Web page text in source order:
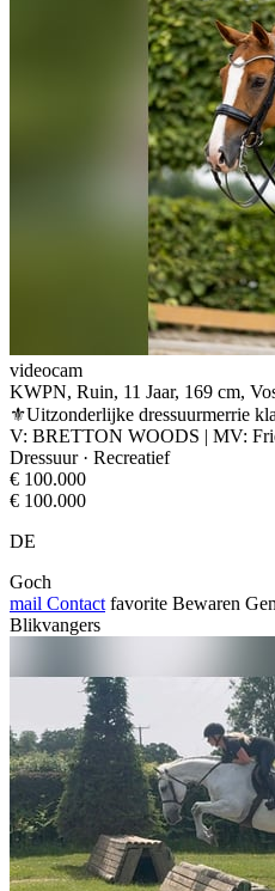
videocam
KWPN, Ruin, 11 Jaar, 169 cm,
⚜️Uitzonderlijke dressuurmerrie
V: BRETTON WOODS | MV:
Dressuur · Recreatief
€ 100.000
€ 100.000
DE
Goch
mail Contact favorite Bewaren
Blikvangers